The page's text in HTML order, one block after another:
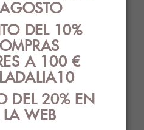
30% elastano.
original.
DEL 10%
A 100 €
DEL 20% EN
WEB